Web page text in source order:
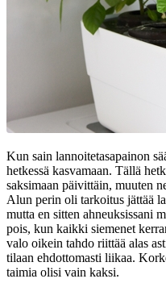
Kun sain lannoitetasapainon
hetkessä kasvamaan. Tällä
saksimaan päivittäin, muuten
Alun perin oli tarkoitus jättää
mutta en sitten ahneuksissani
pois, kun kaikki siemenet
valo oikein tahdo riittää alas
tilaan ehdottomasti liikaa.
taimia olisi vain kaksi.